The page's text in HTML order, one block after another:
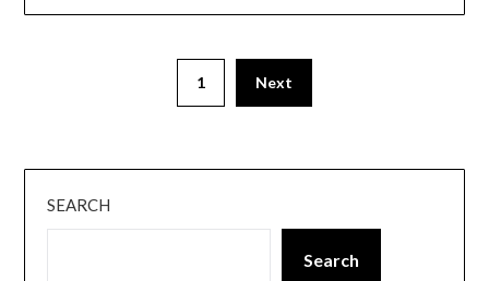
1 Next
SEARCH
Search